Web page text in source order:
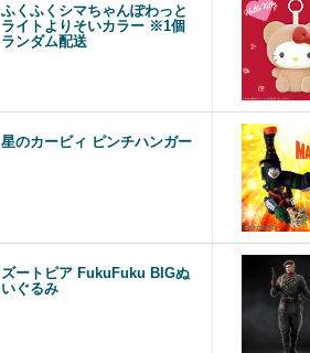
ふくふくシマちゃんぽわっと
ライトよりそいカラー ※1個
ランダム配送
星のカービィ ピンチハンガー
ズートピア FukuFuku BIGぬ
いぐるみ